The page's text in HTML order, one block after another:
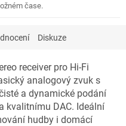
čase.
Diskuze
receiver pro Hi-Fi
analogový zvuk s
a dynamické podání
kvalitnímu DAC. Ideální
hudby i domácí